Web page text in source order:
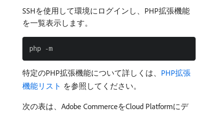
SSHを使用して環境にログインし、PHP拡張機能
を一覧表示します。
特定のPHP拡張機能について詳しくは、 PHP拡張
機能リスト ​ を参照してください。
次の表は、Adobe CommerceをCloud Platformにデ